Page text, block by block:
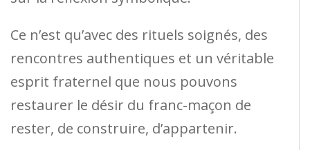
Ce n’est qu’avec des rituels soignés, des
rencontres authentiques et un véritable
esprit fraternel que nous pouvons
restaurer le désir du franc-maçon de
rester, de construire, d’appartenir.